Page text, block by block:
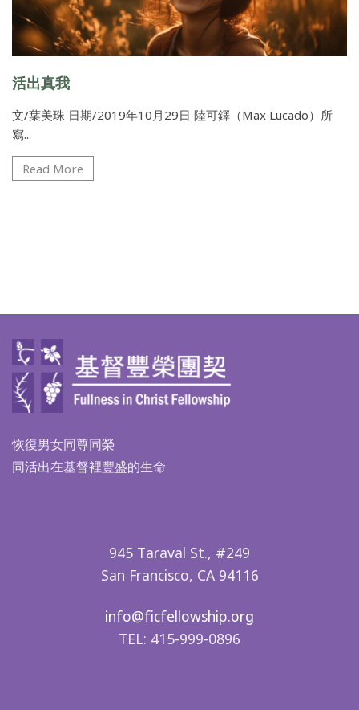
活出真我
文/葉美珠 日期/2019年10月29日 陸可鐸（Max Lucado）所
寫...
Read More
恢復男女同尊同榮
同活出在基督裡豐盛的生命
945 Taraval St., #249
San Francisco, CA 94116
info@ficfellowship.org
TEL: 415-999-0896